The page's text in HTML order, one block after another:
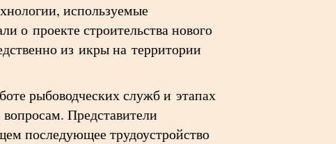
используемые
о проекте строительства нового
из икры на территории
рыбоводческих служб и этапах
Представители
последующее трудоустройство